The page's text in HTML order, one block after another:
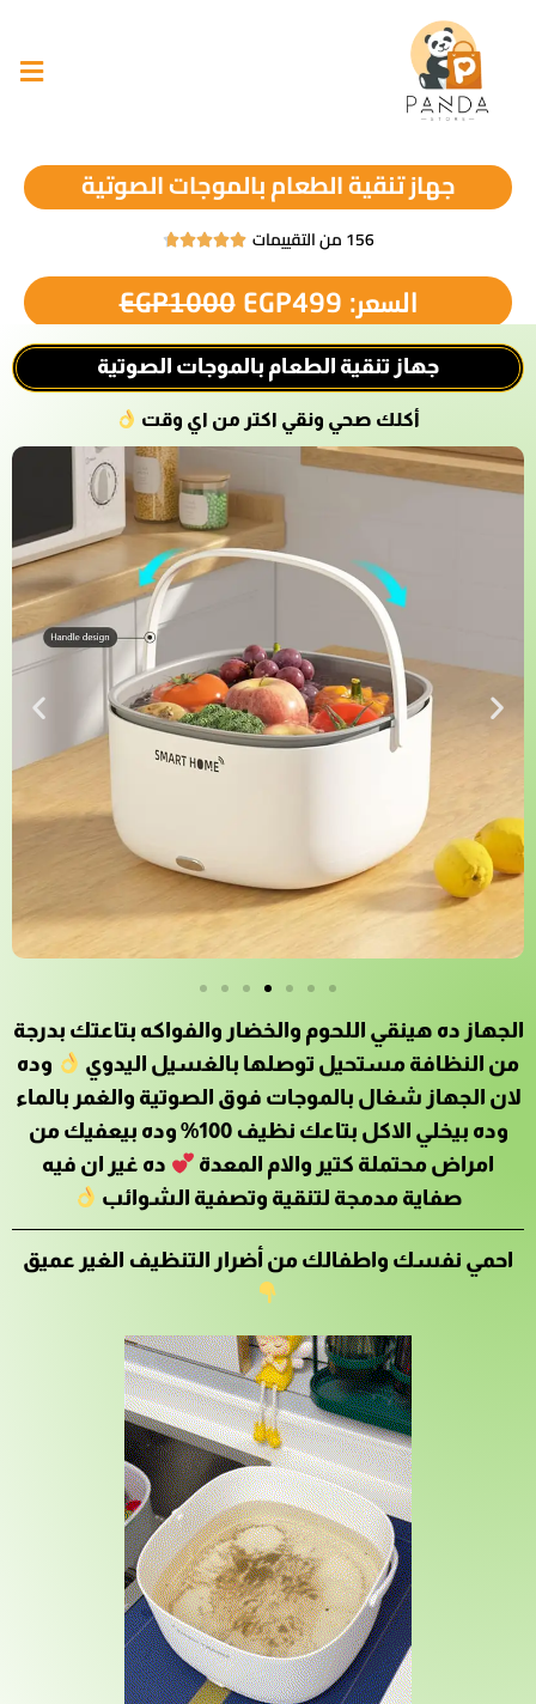
جهاز تنقية الطعام بالموجات الصوتية
156 من التقييمات 




السعر: EGP1000 EGP499
جهاز تنقية الطعام بالموجات الصوتية
أكلك صحي ونقي اكتر من اي وقت
الجهاز ده هينقي اللحوم والخضار والفواكه بتاعتك بدرجة
من النظافة مستحيل توصلها بالغسيل اليدوي
وده
لان الجهاز شغال بالموجات فوق الصوتية والغمر بالماء
وده بيخلي الاكل بتاعك نظيف 100% وده بيعفيك من
امراض محتملة كتير والام المعدة
ده غير ان فيه
صفاية مدمجة لتنقية وتصفية الشوائب
احمي نفسك واطفالك من أضرار التنظيف الغير عميق